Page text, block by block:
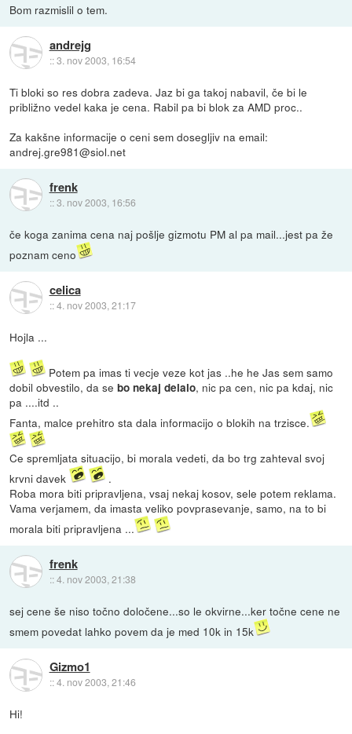
Bom razmislil o tem.
andrejg
::3. nov 2003, 16:54
Ti bloki so res dobra zadeva. Jaz bi ga takoj nabavil, če bi le
približno vedel kaka je cena. Rabil pa bi blok za AMD proc..
Za kakšne informacije o ceni sem dosegljiv na email:
andrej.gre981@siol.net
frenk
::3. nov 2003, 16:56
če koga zanima cena naj pošlje gizmotu PM al pa mail...jest pa že
poznam ceno
celica
::4. nov 2003, 21:17
Hojla ...
Potem pa imas ti vecje veze kot jas ..he he Jas sem samo
dobil obvestilo, da sebo nekaj delalo, nic pa cen, nic pa kdaj, nic
pa ....itd ..
Fanta, malce prehitro sta dala informacijo o blokih na trzisce.
Ce spremljata situacijo, bi morala vedeti, da bo trg zahteval svoj
krvni davek
.
Roba mora biti pripravljena, vsaj nekaj kosov, sele potem reklama.
Vama verjamem, da imasta veliko povprasevanje, samo, na to bi
morala biti pripravljena ...
frenk
::4. nov 2003, 21:38
sej cene še niso točno določene...so le okvirne...ker točne cene ne
smem povedat lahko povem da je med 10k in 15k
Gizmo1
::4. nov 2003, 21:46
Hi!